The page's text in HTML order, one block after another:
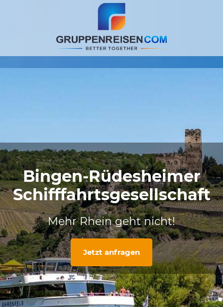
Bingen-Rüdesheimer
Schifffahrtsgesellschaft
Mehr Rhein geht nicht!
Jetzt anfragen